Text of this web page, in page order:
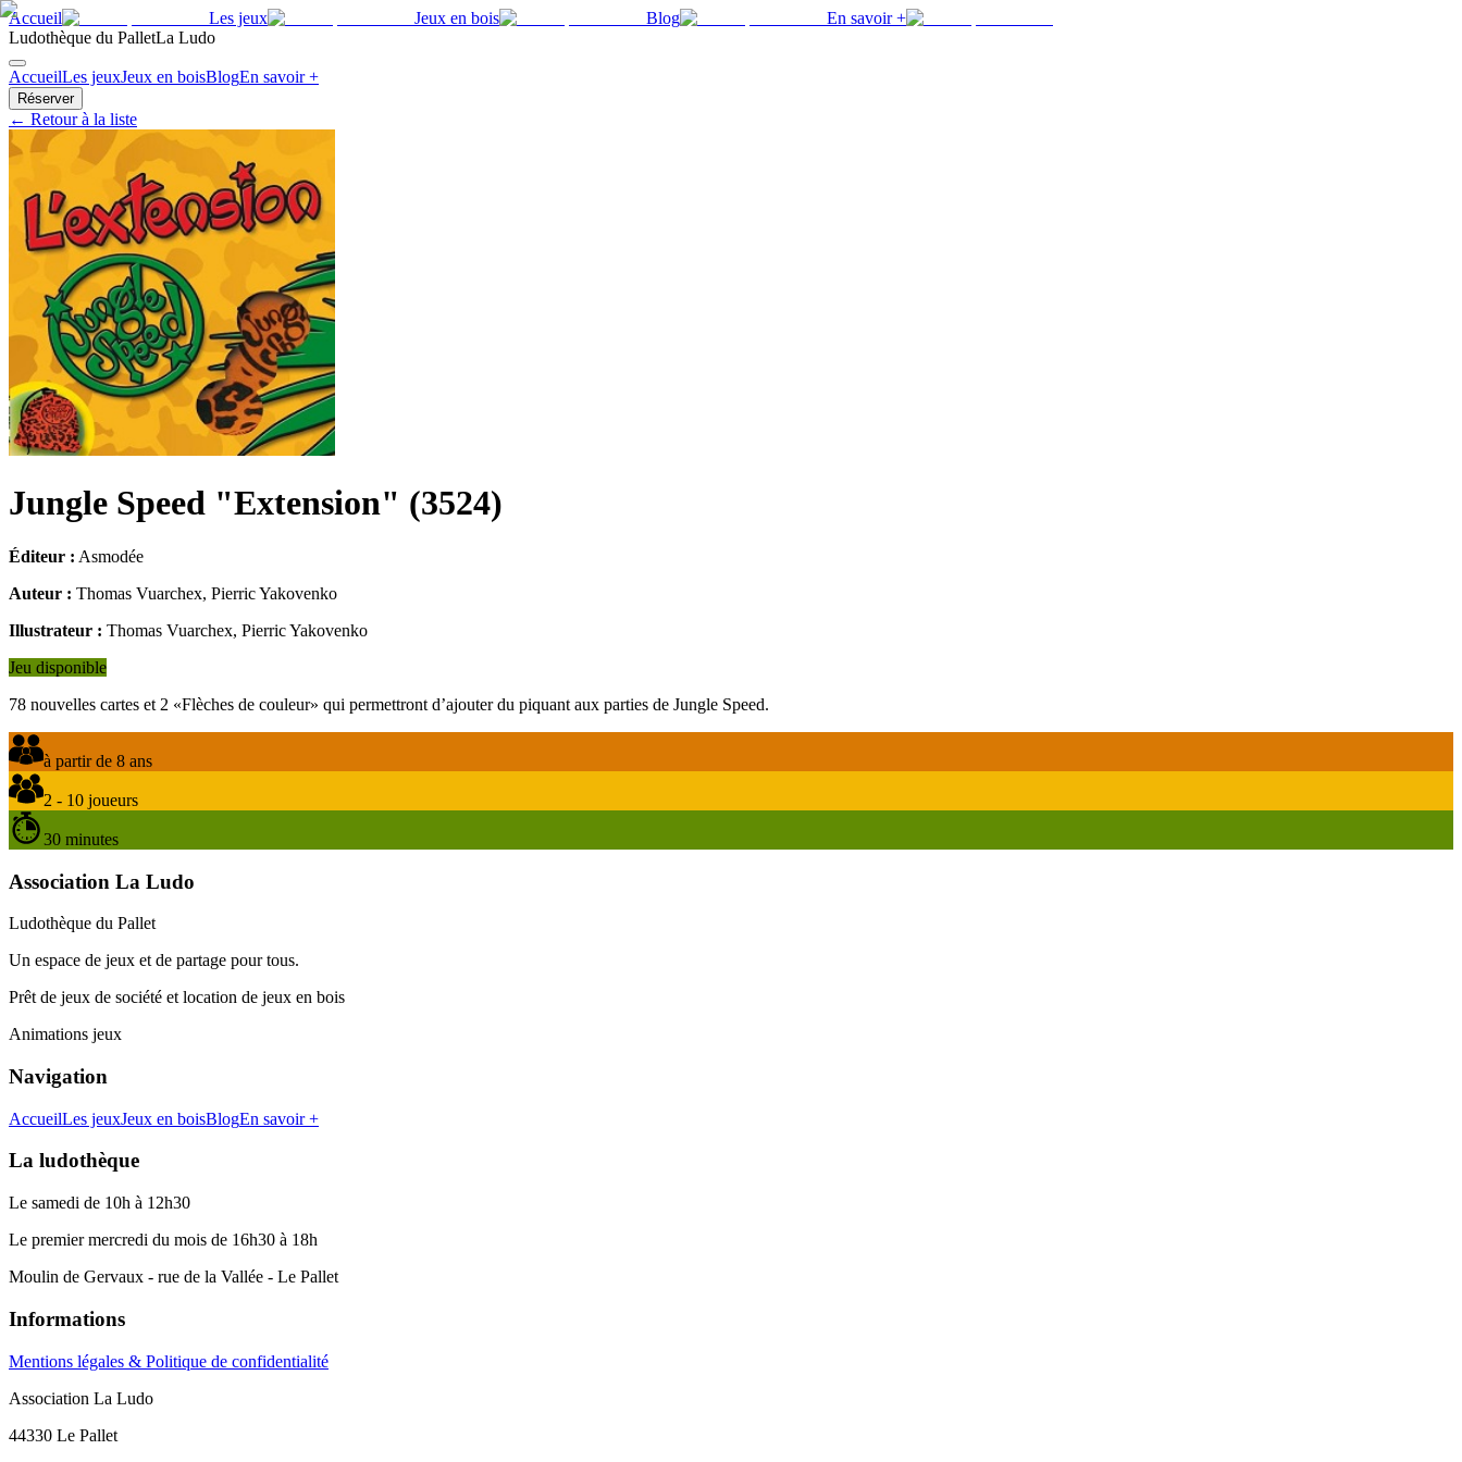
Accueil Les jeux Jeux en bois Blog
En savoir +
Ludothèque du PalletLa Ludo
AccueilLes jeuxJeux en boisBlogEn savoir +
Réserver
← Retour à la liste
Jungle Speed "Extension" (3524)
Éditeur : Asmodée
Auteur : Thomas Vuarchex, Pierric Yakovenko
Illustrateur : Thomas Vuarchex, Pierric Yakovenko
Jeu disponible
78 nouvelles cartes et 2 «Flèches de couleur» qui permettront d’ajouter du piquant aux parties de Jungle Speed.
à partir de 8 ans
2 - 10 joueurs
30 minutes
Association La Ludo
Ludothèque du Pallet
Un espace de jeux et de partage pour tous.
Prêt de jeux de société et location de jeux en bois
Animations jeux
Navigation
AccueilLes jeuxJeux en boisBlogEn savoir +
La ludothèque
Le samedi de 10h à 12h30
Le premier mercredi du mois de 16h30 à 18h
Moulin de Gervaux - rue de la Vallée - Le Pallet
Informations
Mentions légales & Politique de confidentialité
Association La Ludo
44330 Le Pallet